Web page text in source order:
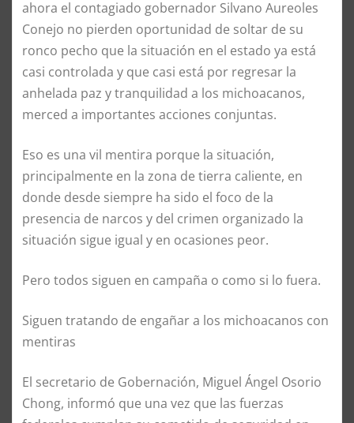
ahora el contagiado gobernador Silvano Aureoles
Conejo no pierden oportunidad de soltar de su
ronco pecho que la situación en el estado ya está
casi controlada y que casi está por regresar la
anhelada paz y tranquilidad a los michoacanos,
merced a importantes acciones conjuntas.
Eso es una vil mentira porque la situación,
principalmente en la zona de tierra caliente, en
donde desde siempre ha sido el foco de la
presencia de narcos y del crimen organizado la
situación sigue igual y en ocasiones peor.
Pero todos siguen en campaña o como si lo fuera.
Siguen tratando de engañar a los michoacanos con
mentiras
El secretario de Gobernación, Miguel Ángel Osorio
Chong, informó que una vez que las fuerzas